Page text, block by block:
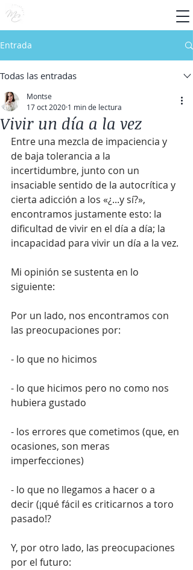
Entrada
Todas las entradas
Vivir un día a la vez
Montse
17 oct 2020 1 min de lectura
Entre una mezcla de impaciencia y
de baja tolerancia a la
incertidumbre, junto con un
insaciable sentido de la autocrítica y
cierta adicción a los «¿...y sí?»,
encontramos justamente esto: la
dificultad de vivir en el día a día; la
incapacidad para vivir un día a la vez.
Mi opinión se sustenta en lo
siguiente:
Por un lado, nos encontramos con
las preocupaciones por:
- lo que no hicimos
- lo que hicimos pero no como nos
hubiera gustado
- los errores que cometimos (que, en
ocasiones, son meras
imperfecciones)
- lo que no llegamos a hacer o a
decir (¡qué fácil es criticarnos a toro
pasado!?
Y, por otro lado, las preocupaciones
por el futuro: